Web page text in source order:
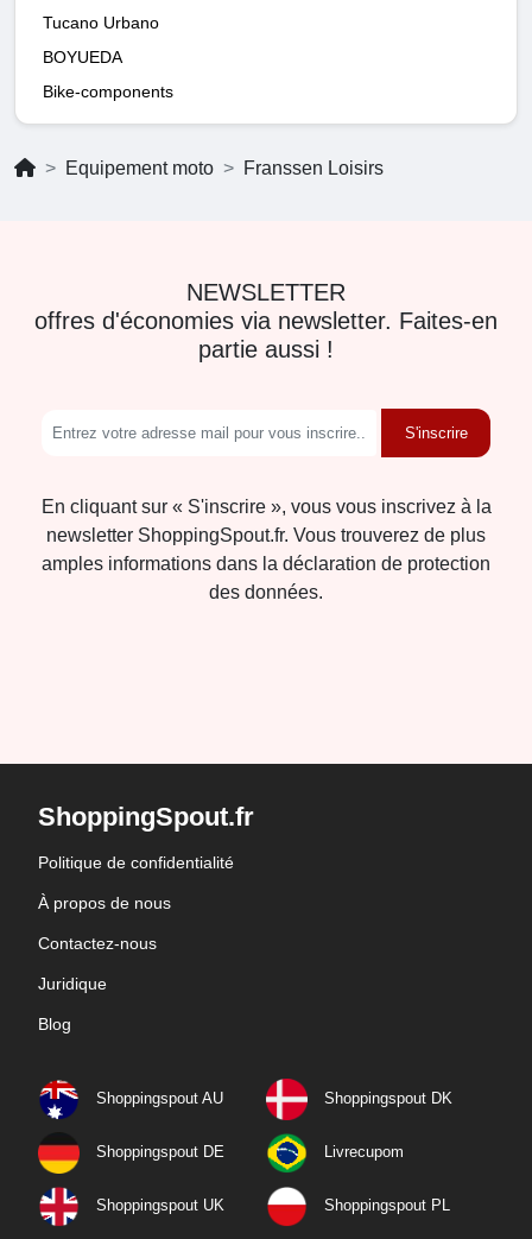
Tucano Urbano
BOYUEDA
Bike-components
Equipement moto Franssen Loisirs
NEWSLETTER
offres d'économies via newsletter. Faites-en
partie aussi !
S'inscrire
En cliquant sur « S'inscrire », vous vous inscrivez à la
newsletter ShoppingSpout.fr. Vous trouverez de plus
amples informations dans la déclaration de protection
des données.
ShoppingSpout.fr
Politique de confidentialité
À propos de nous
Contactez-nous
Juridique
Blog
Shoppingspout AU Shoppingspout DK
Shoppingspout DE Livrecupom
Shoppingspout UK Shoppingspout PL